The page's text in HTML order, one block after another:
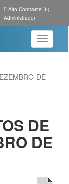
Alto Contraste (6)
Administrador
Toggle
DE
DE
DE